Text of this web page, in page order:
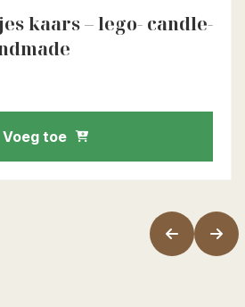
kaars – lego- candle-
Voeg toe